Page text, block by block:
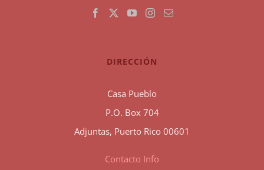
DIRECCIÓN
Casa Pueblo
P.O. Box 704
Adjuntas, Puerto Rico 00601
Contacto Info